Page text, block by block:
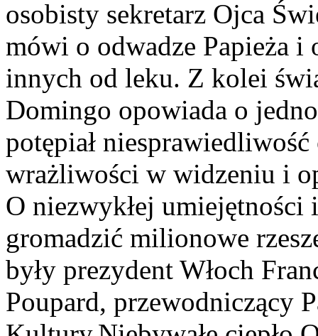
osobisty sekretarz Ojca
mówi o odwadze Papieża
innych od leku. Z kolei
Domingo opowiada o
potępiał
wrażliwości w widzeniu i
O niezwykłej umiejętności
gromadzić milionowe
były prezydent Włoch
Poupard, przewodniczący